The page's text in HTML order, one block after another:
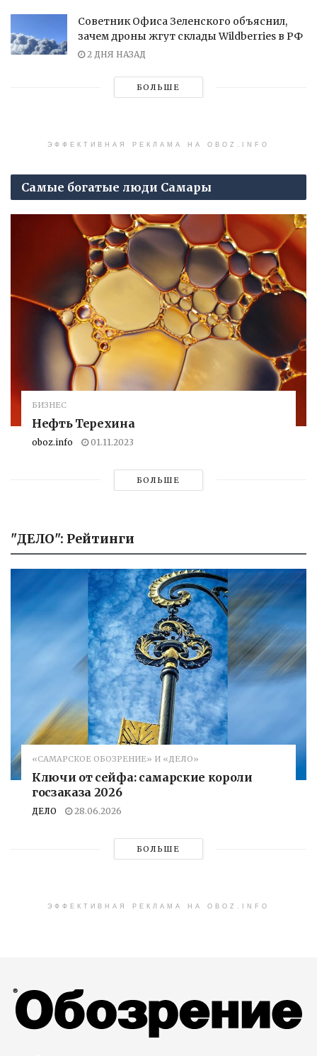
Советник Офиса Зеленского объяснил,
зачем дроны жгут склады Wildberries в РФ
2 ДНЯ НАЗАД
БОЛЬШЕ
ЭФФЕКТИВНАЯ РЕКЛАМА НА OBOZ.INFO
Самые богатые люди Самары
БИЗНЕС
Нефть Терехина
oboz.info 01.11.2023
БОЛЬШЕ
"ДЕЛО": Рейтинги
«САМАРСКОЕ ОБОЗРЕНИЕ» И «ДЕЛО»
Ключи от сейфа: самарские короли
госзаказа 2026
ДЕЛО 28.06.2026
БОЛЬШЕ
ЭФФЕКТИВНАЯ РЕКЛАМА НА OBOZ.INFO